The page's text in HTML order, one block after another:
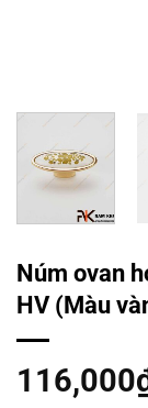
Núm ovan
HV (Màu
116,000